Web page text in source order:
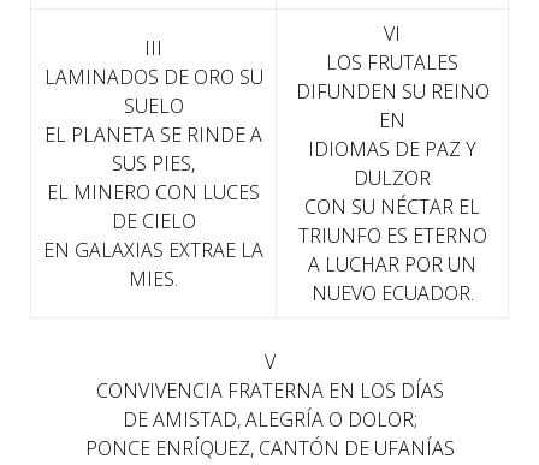
III
LAMINADOS DE ORO SU
SUELO
EL PLANETA SE RINDE A
SUS PIES,
EL MINERO CON LUCES
DE CIELO
EN GALAXIAS EXTRAE LA
MIES.
VI
LOS FRUTALES
DIFUNDEN SU REINO
EN
IDIOMAS DE PAZ Y
DULZOR
CON SU NÉCTAR EL
TRIUNFO ES ETERNO
A LUCHAR POR UN
NUEVO ECUADOR.
V
CONVIVENCIA FRATERNA EN LOS DÍAS
DE AMISTAD, ALEGRÍA O DOLOR;
PONCE ENRÍQUEZ, CANTÓN DE UFANÍAS